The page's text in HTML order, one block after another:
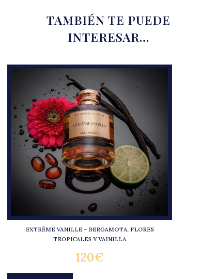
TAMBIÉN TE PUEDE
INTERESAR…
EXTRÊME VANILLE – BERGAMOTA, FLORES
TROPICALES Y VAINILLA
120€